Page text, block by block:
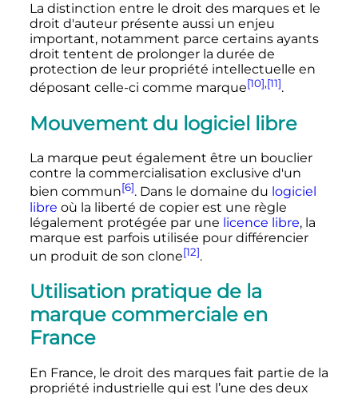
La distinction entre le droit des marques et le
droit d'auteur présente aussi un enjeu
important, notamment parce certains ayants
droit tentent de prolonger la durée de
protection de leur propriété intellectuelle en
déposant celle-ci comme marque[10],[11].
Mouvement du logiciel libre
La marque peut également être un bouclier
contre la commercialisation exclusive d'un
bien commun[6]. Dans le domaine du logiciel
libre où la liberté de copier est une règle
légalement protégée par une licence libre, la
marque est parfois utilisée pour différencier
un produit de son clone[12].
Utilisation pratique de la
marque commerciale en
France
En France, le droit des marques fait partie de la
propriété industrielle qui est l’une des deux